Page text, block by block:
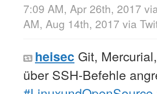
7:09 AM, Apr 26th, 2017
AM, Aug 14th, 2017 via
heisec Git,
über SSH-Befehle